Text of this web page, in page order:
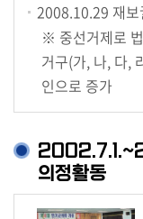
이
안
2008.10.29 재
※ 중선거제로
거구(가, 나, 다,
인으로 증가
의정활동